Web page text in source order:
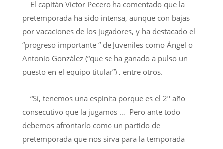
El capitán Víctor Pecero ha comentado que la
pretemporada ha sido intensa, aunque con bajas
por vacaciones de los jugadores, y ha destacado el
“progreso importante “ de Juveniles como Ángel o
Antonio González (“que se ha ganado a pulso un
puesto en el equipo titular”) , entre otros.
“Sí, tenemos una espinita porque es el 2º año
consecutivo que la jugamos … Pero ante todo
debemos afrontarlo como un partido de
pretemporada que nos sirva para la temporada